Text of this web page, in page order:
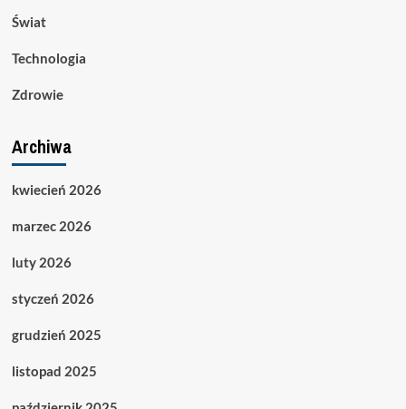
Świat
Technologia
Zdrowie
Archiwa
kwiecień 2026
marzec 2026
luty 2026
styczeń 2026
grudzień 2025
listopad 2025